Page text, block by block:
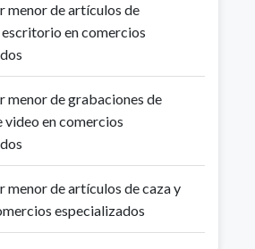
menor de artículos de
en comercios
menor de grabaciones de
video en comercios
menor de artículos de caza y
especializados